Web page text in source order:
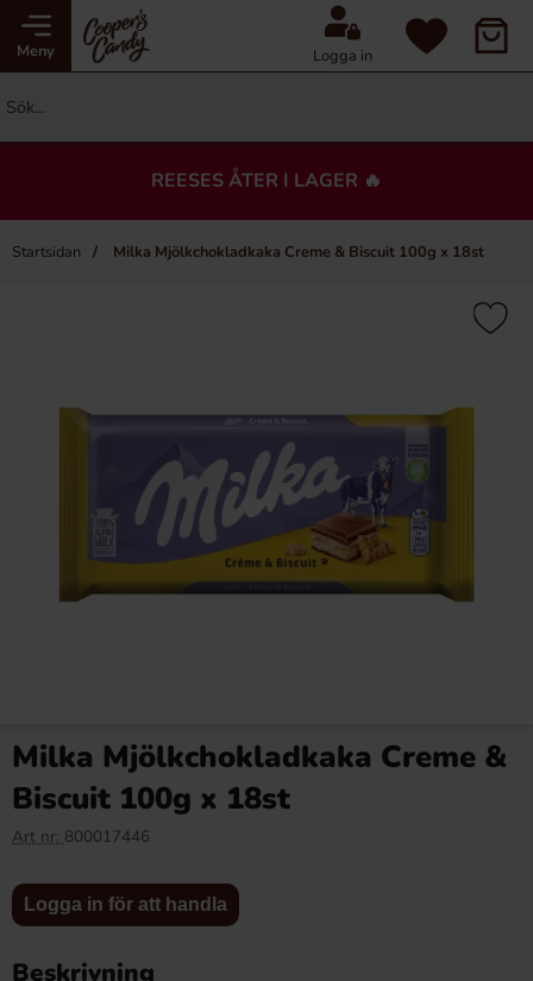
Meny Logga in
REESES ÅTER I LAGER 🔥
Startsidan Milka Mjölkchokladkaka Creme & Biscuit 100g x 18st
×
20st
139.80 kr
handla
Zero Sugar 50cl x 24st
Milka Mjölkchokladkaka Creme &
Biscuit 100g x 18st
Art nr: 800017446
Logga in för att handla
Beskrivning